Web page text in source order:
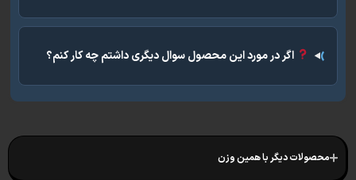
اگر در مورد این محصول سوال دیگری داشتم چه کار کنم؟
دیگر با همین وزن